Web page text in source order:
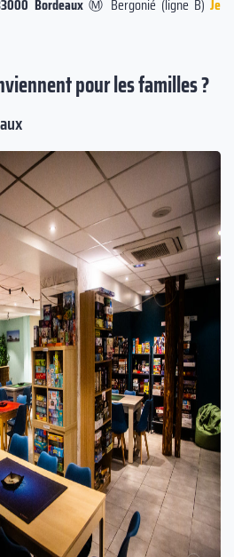
BordeauxⓂ️ Bergonié (ligne B)Je
pour les familles ?